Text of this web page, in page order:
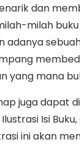
dan
milah
adanya
yang mana
juga dapat
Isi
ini akan